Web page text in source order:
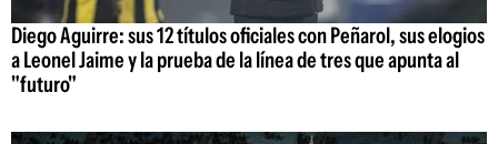
Diego Aguirre: sus 12 títulos oficiales con Peñarol, sus elogios
a Leonel Jaime y la prueba de la línea de tres que apunta al
"futuro"